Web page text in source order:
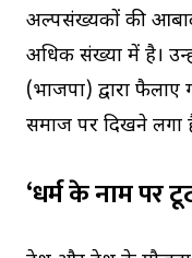
अल्पसंख्यकों की
अधिक संख्या में है।
(भाजपा) द्वारा
समाज पर दिखने लगा
‘धर्म के नाम पर